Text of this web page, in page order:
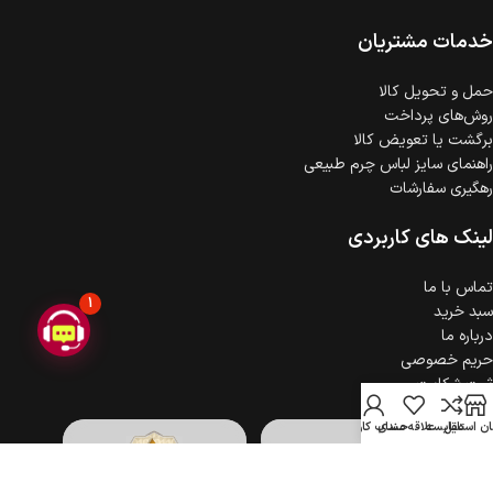
گارانتی معتبر برای تمامی محصولات ارائه می‌شود.خدمات مشتریان
حمل‌ و تحویل کالا
روش‌های پرداخت
برگشت یا تعویض کالا
راهنمای سایز لباس چرم طبیعی
رهگیری سفارشات
لینک های کاربردی
تماس با ما
سبد خرید
درباره ما
حریم خصوصی
ثبت شکایت
استایلمقایسهعلاقه مندی
حساب کاربری
1